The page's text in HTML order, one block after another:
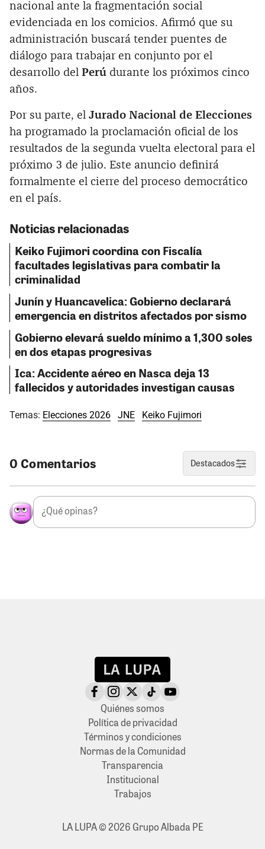
nacional ante la fragmentación social
evidenciada en los comicios. Afirmó que su
administración buscará tender puentes de
diálogo para trabajar en conjunto por el
desarrollo del Perú durante los próximos cinco
años.
Por su parte, el Jurado Nacional de Elecciones
ha programado la proclamación oficial de los
resultados de la segunda vuelta electoral para el
próximo 3 de julio. Este anuncio definirá
formalmente el cierre del proceso democrático
en el país.
Noticias relacionadas
Keiko Fujimori coordina con Fiscalía
facultades legislativas para combatir la
criminalidad
Junín y Huancavelica: Gobierno declarará
emergencia en distritos afectados por sismo
Gobierno elevará sueldo mínimo a 1,300 soles
en dos etapas progresivas
Ica: Accidente aéreo en Nasca deja 13
fallecidos y autoridades investigan causas
Temas: Elecciones 2026 JNE Keiko Fujimori
0 Comentarios Destacados
Quiénes somos
Política de privacidad
Términos y condiciones
Normas de la Comunidad
Transparencia
Institucional
Trabajos
LA LUPA © 2026 Grupo Albada PE